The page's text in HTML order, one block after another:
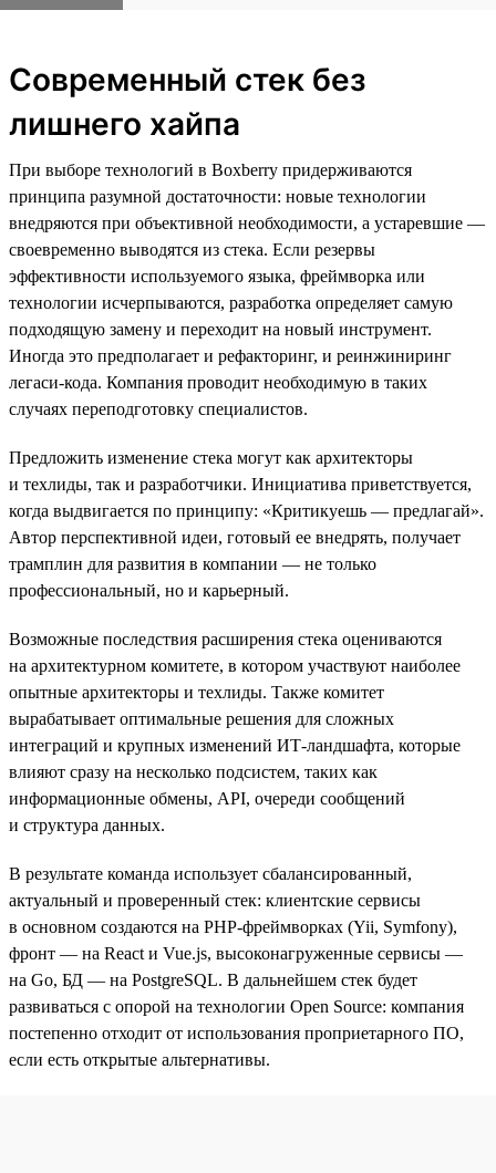
Современный стек без
лишнего хайпа
При выборе технологий в Boxberry придерживаются
принципа разумной достаточности: новые технологии
внедряются при объективной необходимости, а устаревшие —
своевременно выводятся из стека. Если резервы
эффективности используемого языка, фреймворка или
технологии исчерпываются, разработка определяет самую
подходящую замену и переходит на новый инструмент.
Иногда это предполагает и рефакторинг, и реинжиниринг
легаси-кода. Компания проводит необходимую в таких
случаях переподготовку специалистов.
Предложить изменение стека могут как архитекторы
и техлиды, так и разработчики. Инициатива приветствуется,
когда выдвигается по принципу: «Критикуешь — предлагай».
Автор перспективной идеи, готовый ее внедрять, получает
трамплин для развития в компании — не только
профессиональный, но и карьерный.
Возможные последствия расширения стека оцениваются
на архитектурном комитете, в котором участвуют наиболее
опытные архитекторы и техлиды. Также комитет
вырабатывает оптимальные решения для сложных
интеграций и крупных изменений ИТ-ландшафта, которые
влияют сразу на несколько подсистем, таких как
информационные обмены, API, очереди сообщений
и структура данных.
В результате команда использует сбалансированный,
актуальный и проверенный стек: клиентские сервисы
в основном создаются на PHP-фреймворках (Yii, Symfony),
фронт — на React и Vue.js, высоконагруженные сервисы —
на Go, БД — на PostgreSQL. В дальнейшем стек будет
развиваться с опорой на технологии Open Source: компания
постепенно отходит от использования проприетарного ПО,
если есть открытые альтернативы.